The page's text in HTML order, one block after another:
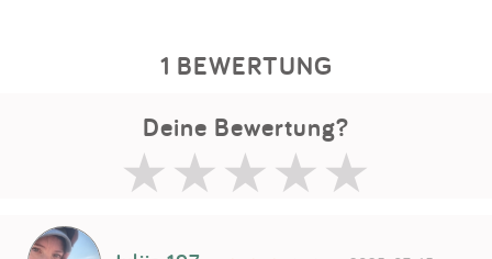
1 BEWERTUNG
Deine Bewertung?